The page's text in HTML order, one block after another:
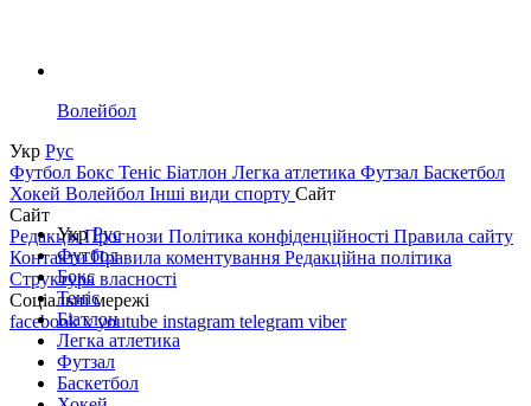
Волейбол
Укр Рус
Футбол Бокс Теніс Біатлон Легка атлетика Футзал Баскетбол
Хокей Волейбол Інші види спорту Сайт
Сайт
РедакціяПрогнози Політика конфіденційності Правила сайту
КонтактиПравила коментування Редакційна політика
Структура власності
Соціальні мережі
facebookxyoutube instagram telegram viber
УкрРус
Футбол
Бокс
Теніс
Біатлон
Легка атлетика
Футзал
Баскетбол